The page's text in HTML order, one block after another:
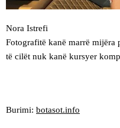
Nora Istrefi
Fotografitë kanë marrë mijëra
të cilët nuk kanë kursyer
Burimi: botasot.info